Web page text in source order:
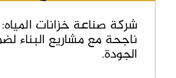
شركة صناعة خزانات
ناجحة مع مشاريع البناء
الجودة.